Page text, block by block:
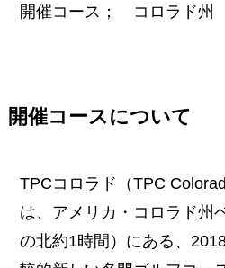
開催コース； コロラド州
開催コースについて
TPCコロラド（TPC
は、アメリカ・コロラド州
の北約1時間）にある、